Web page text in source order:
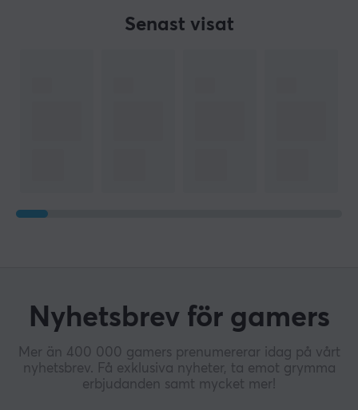
Senast visat
Nyhetsbrev för gamers
Mer än 400 000 gamers prenumererar idag på vårt
nyhetsbrev. Få exklusiva nyheter, ta emot grymma
erbjudanden samt mycket mer!